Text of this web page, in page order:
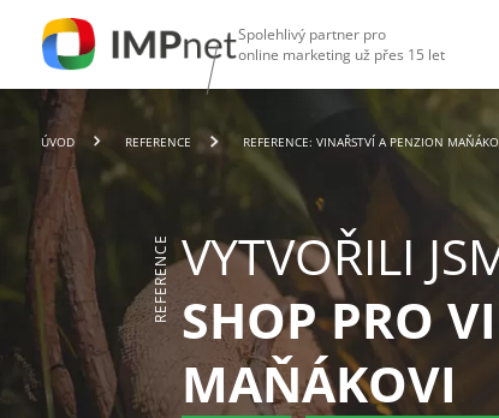
Spolehlivý partner pro
online marketing už přes 15 let
ÚVOD REFERENCE REFERENCE: VINAŘSTVÍ A PENZION
REFERENCEVYTVOŘILI
SHOP PRO
MAŇÁKOVI